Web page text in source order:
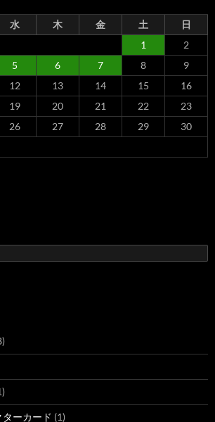
水 木 金 土
日
1
2
5 6 7 8
9
12 13 14 15
16
19 20 21 22
23
26 27 28 29
30
ーカード (1)